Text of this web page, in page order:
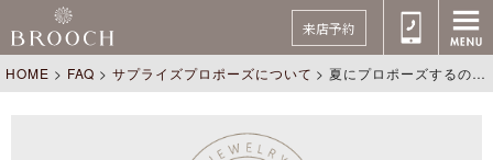
来店予約
HOME > FAQ >サプライズプロポーズについて > 夏にプロポーズするのにピッタリの婚約指輪は？